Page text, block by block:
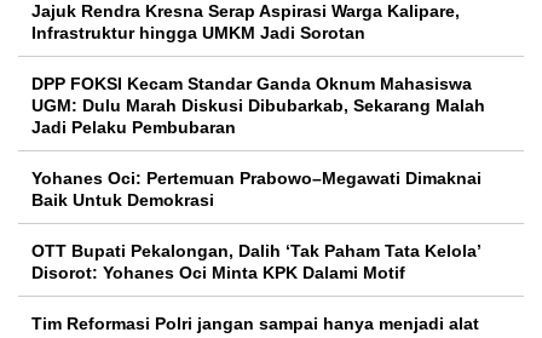
Jajuk Rendra Kresna Serap Aspirasi Warga Kalipare,
Infrastruktur hingga UMKM Jadi Sorotan
DPP FOKSI Kecam Standar Ganda Oknum Mahasiswa
UGM: Dulu Marah Diskusi Dibubarkab, Sekarang Malah
Jadi Pelaku Pembubaran
Yohanes Oci: Pertemuan Prabowo–Megawati Dimaknai
Baik Untuk Demokrasi
OTT Bupati Pekalongan, Dalih ‘Tak Paham Tata Kelola’
Disorot: Yohanes Oci Minta KPK Dalami Motif
Tim Reformasi Polri jangan sampai hanya menjadi alat